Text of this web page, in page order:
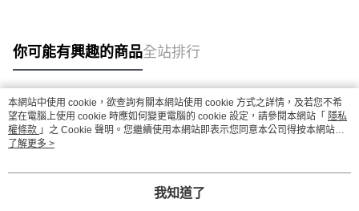
你可能有興趣的商品全站排行
熱門標籤
本網站中使用 cookie，欲查詢有關本網站使用 cookie 方式之詳情，及若您不希
望在電腦上使用 cookie 時應如何變更電腦的 cookie 設定，請參閱本網站「 隱私
權條款 」之 Cookie 聲明。您繼續使用本網站即表示您同意本公司得按本網站使
用條款之 Cookie 聲明使用 cookie。
了解更多 >
我知道了